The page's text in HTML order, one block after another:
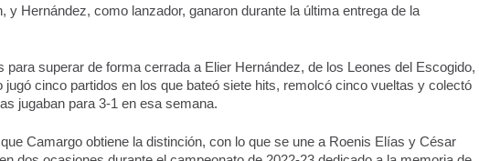
y Hernández, como lanzador, ganaron durante la última entrega de la
para superar de forma cerrada a Elier Hernández, de los Leones del Escogido,
cinco partidos en los que bateó siete hits, remolcó cinco vueltas y colectó
jugaban para 3-1 en esa semana.
Camargo obtiene la distinción, con lo que se une a Roenis Elías y César